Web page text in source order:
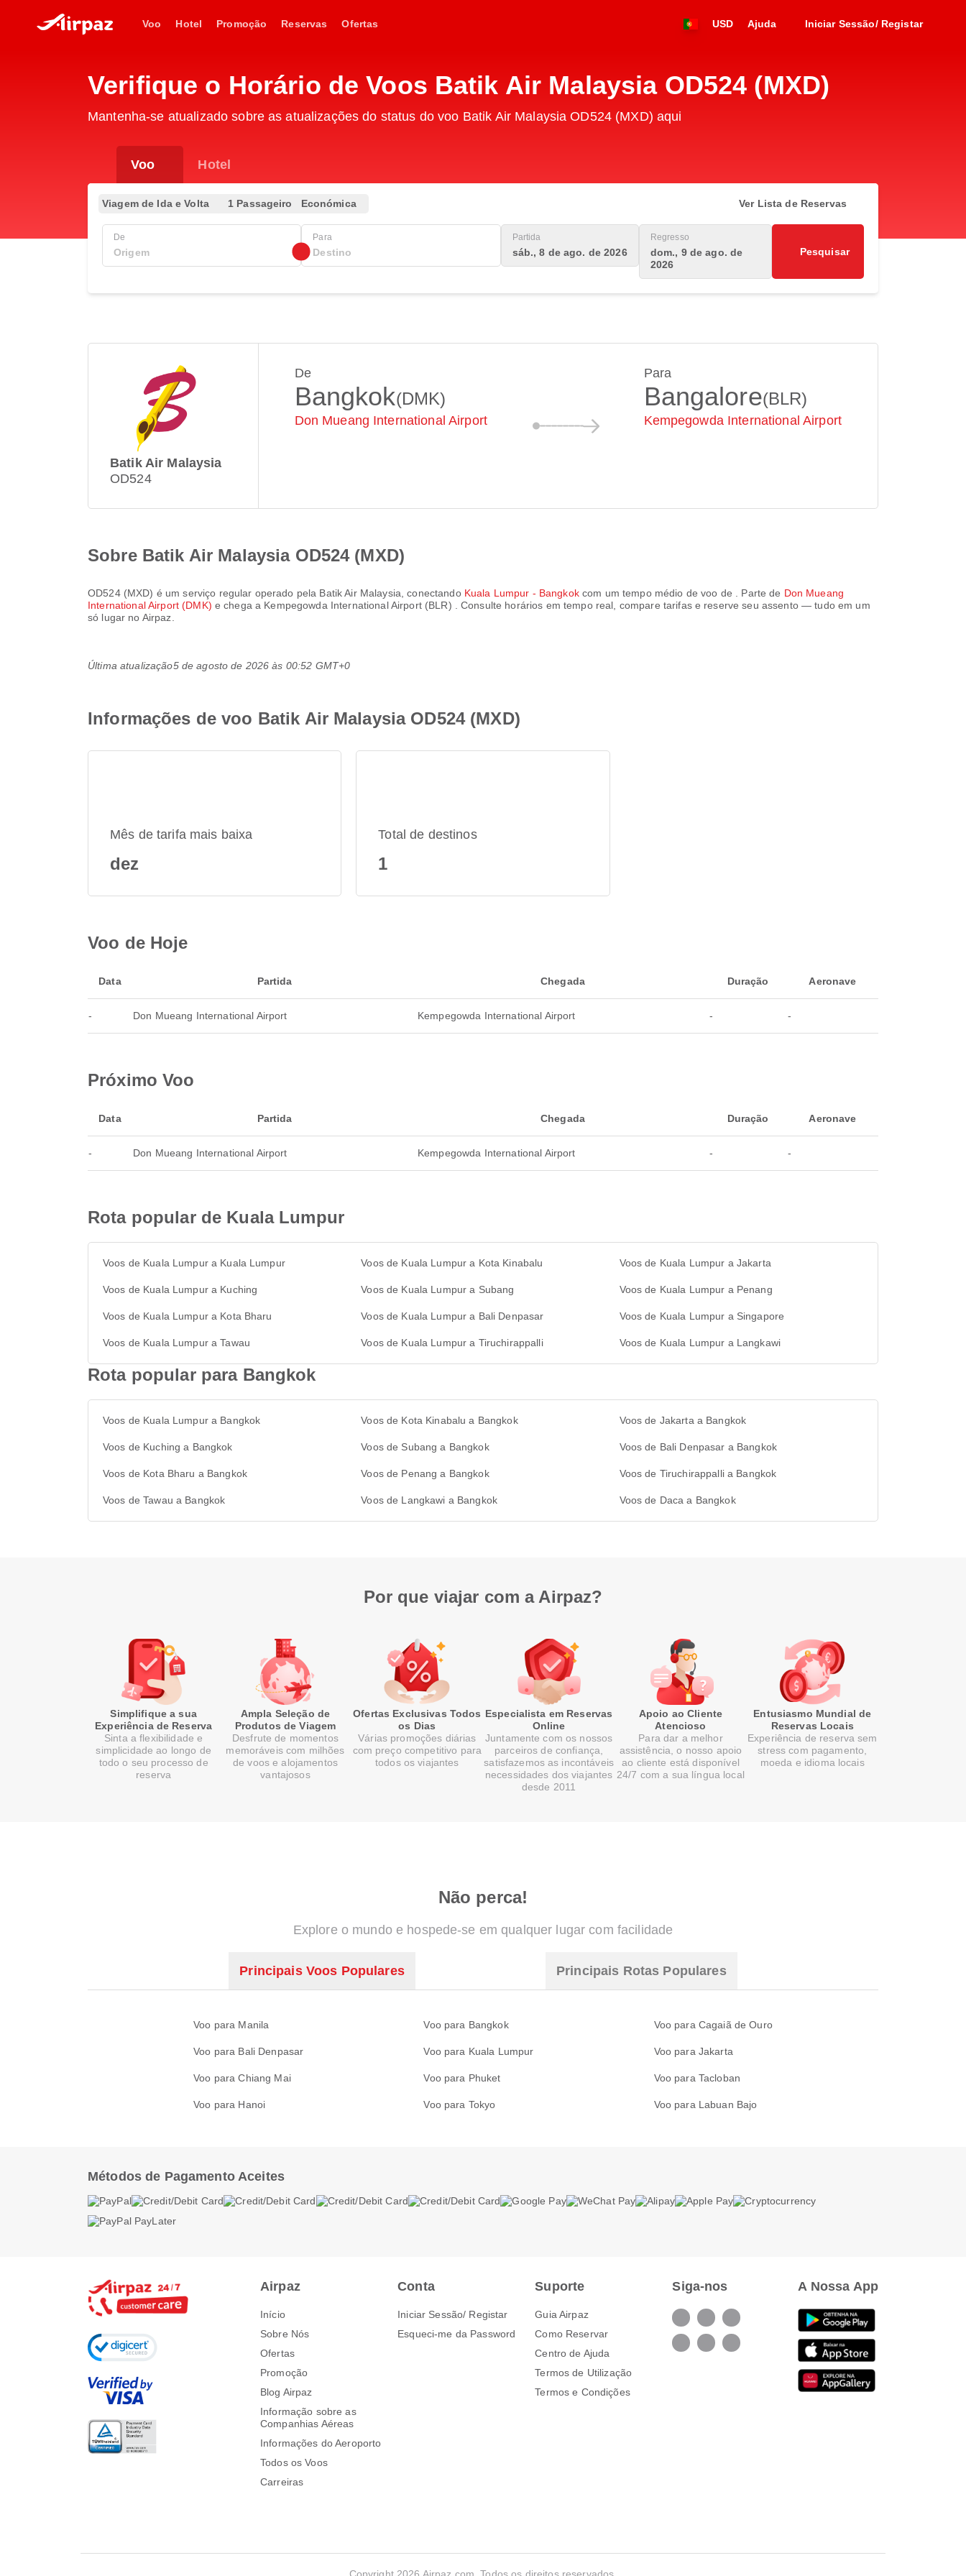
Voo Hotel Promoção Reservas Ofertas USD Ajuda Iniciar Sessão/ Registar
Verifique o Horário de Voos Batik Air Malaysia OD524 (MXD)
Mantenha-se atualizado sobre as atualizações do status do voo Batik Air Malaysia OD524 (MXD) aqui
Voo Hotel
Viagem de Ida e Volta 1 Passageiro Económica Ver Lista de Reservas
De Para Partida
sáb., 8 de ago. de 2026
Regresso
dom., 9 de ago. de
2026
Pesquisar
Batik Air Malaysia
OD524
De
Bangkok(DMK)
Don Mueang International Airport
Para
Bangalore(BLR)
Kempegowda International Airport
Sobre Batik Air Malaysia OD524 (MXD)
OD524(MXD) é um serviço regular operado pela Batik Air Malaysia , conectando Kuala Lumpur - Bangkokcom um tempo médio de voo de . Parte de Don Mueang
International Airport (DMK) e chega a Kempegowda International Airport (BLR)
. Consulte horários em tempo real, compare tarifas e reserve seu assento — tudo em um
só lugar no Airpaz.
Última atualização5 de agosto de 2026 às 00:52 GMT+0
Informações de voo Batik Air Malaysia OD524 (MXD)
Mês de tarifa mais baixa
dez
Total de destinos
1
Voo de Hoje
Data Partida Chegada Duração Aeronave
- Don Mueang International Airport Kempegowda International Airport - -
Próximo Voo
Data Partida Chegada Duração Aeronave
- Don Mueang International Airport Kempegowda International Airport - -
Rota popular de Kuala Lumpur
Voos de Kuala Lumpur a Kuala Lumpur Voos de Kuala Lumpur a Kota Kinabalu Voos de Kuala Lumpur a Jakarta
Voos de Kuala Lumpur a Kuching Voos de Kuala Lumpur a Subang Voos de Kuala Lumpur a Penang
Voos de Kuala Lumpur a Kota Bharu Voos de Kuala Lumpur a Bali Denpasar Voos de Kuala Lumpur a Singapore
Voos de Kuala Lumpur a Tawau Voos de Kuala Lumpur a Tiruchirappalli Voos de Kuala Lumpur a Langkawi
Rota popular para Bangkok
Voos de Kuala Lumpur a Bangkok Voos de Kota Kinabalu a Bangkok Voos de Jakarta a Bangkok
Voos de Kuching a Bangkok Voos de Subang a Bangkok Voos de Bali Denpasar a Bangkok
Voos de Kota Bharu a Bangkok Voos de Penang a Bangkok Voos de Tiruchirappalli a Bangkok
Voos de Tawau a Bangkok Voos de Langkawi a Bangkok Voos de Daca a Bangkok
Por que viajar com a Airpaz?
Simplifique a sua
Experiência de Reserva
Sinta a flexibilidade e
simplicidade ao longo de
todo o seu processo de
reserva
Ampla Seleção de
Produtos de Viagem
Desfrute de momentos
memoráveis com milhões
de voos e alojamentos
vantajosos
Ofertas Exclusivas Todos
os Dias
Várias promoções diárias
com preço competitivo para
todos os viajantes
Especialista em Reservas
Online
Juntamente com os nossos
parceiros de confiança,
satisfazemos as incontáveis
necessidades dos viajantes
desde 2011
Apoio ao Cliente
Atencioso
Para dar a melhor
assistência, o nosso apoio
ao cliente está disponível
24/7 com a sua língua local
Entusiasmo Mundial de
Reservas Locais
Experiência de reserva sem
stress com pagamento,
moeda e idioma locais
Não perca!
Explore o mundo e hospede-se em qualquer lugar com facilidade
Principais Voos Populares Principais Rotas Populares
Voo para Manila Voo para Bangkok Voo para Cagaiã de Ouro
Voo para Bali Denpasar Voo para Kuala Lumpur Voo para Jakarta
Voo para Chiang Mai Voo para Phuket Voo para Tacloban
Voo para Hanoi Voo para Tokyo Voo para Labuan Bajo
Métodos de Pagamento Aceites
Airpaz
Início
Sobre Nós
Ofertas
Promoção
Blog Airpaz
Informação sobre as
Companhias Aéreas
Informações do Aeroporto
Todos os Voos
Carreiras
Conta
Iniciar Sessão/ Registar
Esqueci-me da Password
Suporte
Guia Airpaz
Como Reservar
Centro de Ajuda
Termos de Utilização
Termos e Condições
Siga-nos A Nossa App